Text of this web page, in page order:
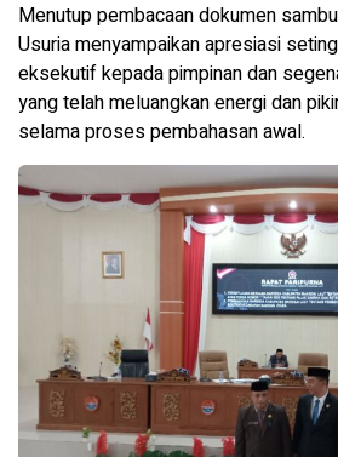
Menutup pembacaan dokumen
Usuria menyampaikan apresiasi
eksekutif kepada pimpinan dan
yang telah meluangkan energi dan
selama proses pembahasan awal.